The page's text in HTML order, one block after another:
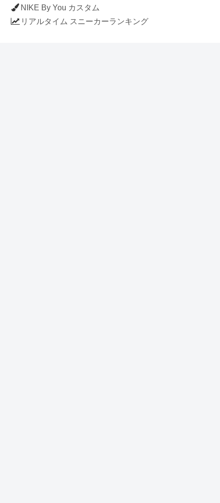
NIKE By You カスタム
リアルタイム スニーカーランキング